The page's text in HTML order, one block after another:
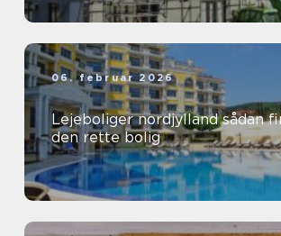
06. februar 2026
Lejeboliger nordjylland sådan finder du
den rette bolig